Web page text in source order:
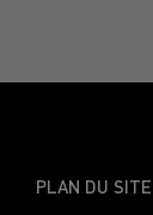
PLAN DU SITE